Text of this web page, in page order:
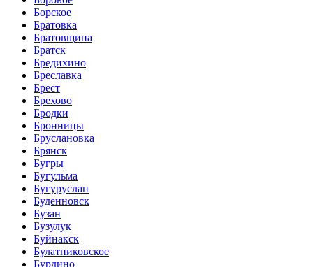
Борское
Братовка
Братовщина
Братск
Бредихино
Бреславка
Брест
Брехово
Бродки
Бронницы
Бруслановка
Брянск
Бугры
Бугульма
Бугуруслан
Буденновск
Бузан
Бузулук
Буйнакск
Булатниковское
Бурдино